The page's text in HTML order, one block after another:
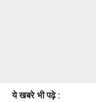
ये खबरे भी पढ़े :